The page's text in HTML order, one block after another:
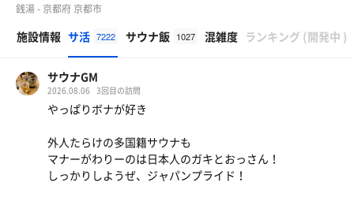
銭湯 - 京都府 京都市
施設情報 サ活 7222 サウナ飯 1027 混雑度 ランキング (開発中 )
サウナGM
2026.08.06 3回目の訪問
やっぱりボナが好き
外人たらけの多国籍サウナも
マナーがわりーのは日本人のガキとおっさん！
しっかりしようぜ、ジャパンプライド！